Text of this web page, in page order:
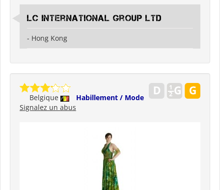
LC international Group Ltd
- Hong Kong
Belgique
Habillement / Mode
Signalez un abus